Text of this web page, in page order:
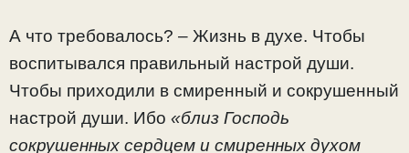
А что требовалось? – Жизнь в духе. Чтобы
воспитывался правильный настрой души.
Чтобы приходили в смиренный и сокрушенный
настрой души. Ибо «близ Господь
сокрушенных сердцем и смиренных духом